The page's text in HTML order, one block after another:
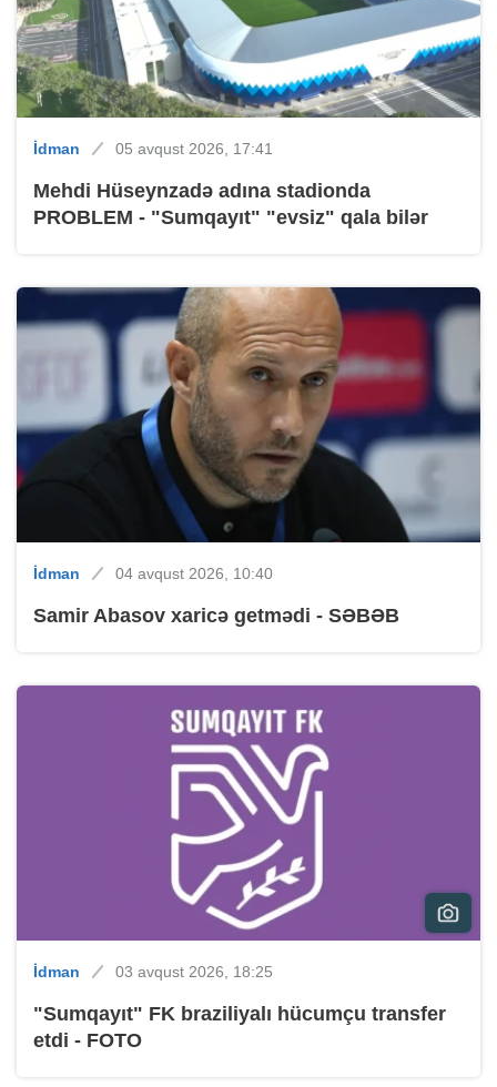
İdman 05 avqust 2026, 17:41
Mehdi Hüseynzadə adına stadionda
PROBLEM - "Sumqayıt" "evsiz" qala bilər
İdman 04 avqust 2026, 10:40
Samir Abasov xaricə getmədi - SƏBƏB
İdman 03 avqust 2026, 18:25
"Sumqayıt" FK braziliyalı hücumçu transfer
etdi - FOTO